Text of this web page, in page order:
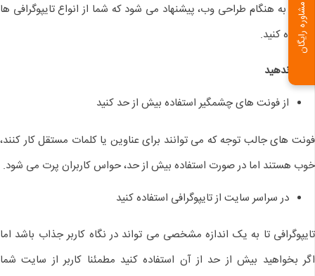
مشاوره رایگان
کنید و به هنگام طراحی وب، پیشنهاد می شود که شما از انواع تایپوگرافی ها
استفاده کنید.
انجام ندهید
از فونت های چشمگیر استفاده بیش از حد کنید
فونت های جالب توجه که می توانند برای عناوین یا کلمات مستقل کار کنند،
خوب هستند اما در صورت استفاده بیش از حد، حواس کاربران پرت می شود.
در سراسر سایت از تایپوگرافی استفاده کنید
تایپوگرافی تا به یک اندازه مشخصی می تواند در نگاه کاربر جذاب باشد اما
اگر بخواهید بیش از حد از آن استفاده کنید مطمئنا کاربر از سایت شما